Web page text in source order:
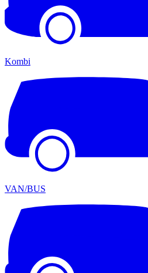
Kombi
VAN/BUS